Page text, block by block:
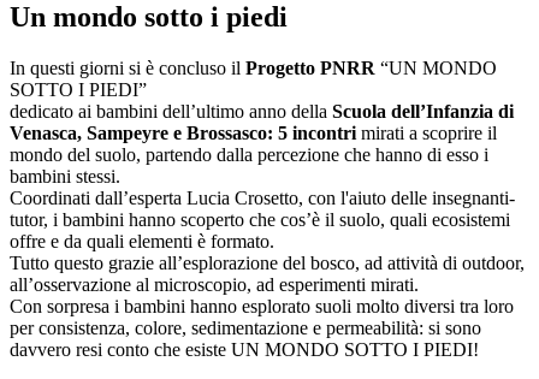
Un mondo sotto i piedi
In questi giorni si è concluso il Progetto PNRR “UN MONDO
SOTTO I PIEDI”
dedicato ai bambini dell’ultimo anno della Scuola dell’Infanzia di
Venasca, Sampeyre e Brossasco: 5 incontri mirati a scoprire il
mondo del suolo, partendo dalla percezione che hanno di esso i
bambini stessi.
Coordinati dall’esperta Lucia Crosetto, con l'aiuto delle insegnanti-
tutor, i bambini hanno scoperto che cos’è il suolo, quali ecosistemi
offre e da quali elementi è formato.
Tutto questo grazie all’esplorazione del bosco, ad attività di outdoor,
all’osservazione al microscopio, ad esperimenti mirati.
Con sorpresa i bambini hanno esplorato suoli molto diversi tra loro
per consistenza, colore, sedimentazione e permeabilità: si sono
davvero resi conto che esiste UN MONDO SOTTO I PIEDI!